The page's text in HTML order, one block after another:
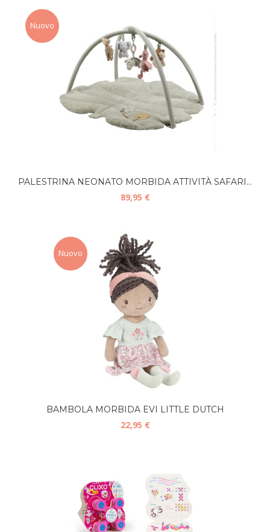
Nuovo
PALESTRINA NEONATO MORBIDA ATTIVITÀ SAFARI...
89,95 €
Nuovo
BAMBOLA MORBIDA EVI LITTLE DUTCH
22,95 €